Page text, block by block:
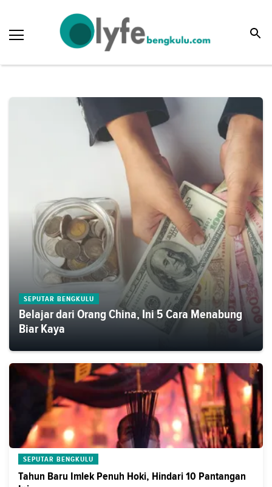
SEPUTAR BENGKULU
Belajar dari Orang China, Ini 5 Cara Menabung
Biar Kaya
SEPUTAR BENGKULU
Tahun Baru Imlek Penuh Hoki, Hindari 10 Pantangan